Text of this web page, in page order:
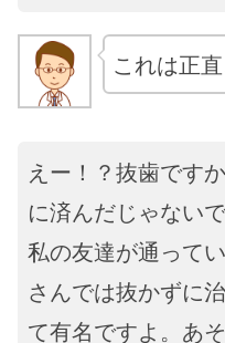
これは正
えー！？抜歯です
に済んだじゃないで
私の友達が通って
さんでは抜かずに
て有名ですよ。あ